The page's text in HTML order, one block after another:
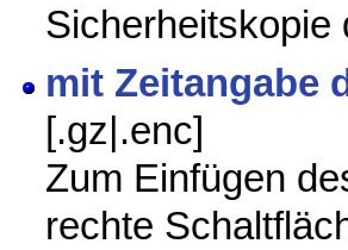
Sicherheitskopie
mit Zeitangabe
[.gz|.enc]
Zum Einfügen
rechte